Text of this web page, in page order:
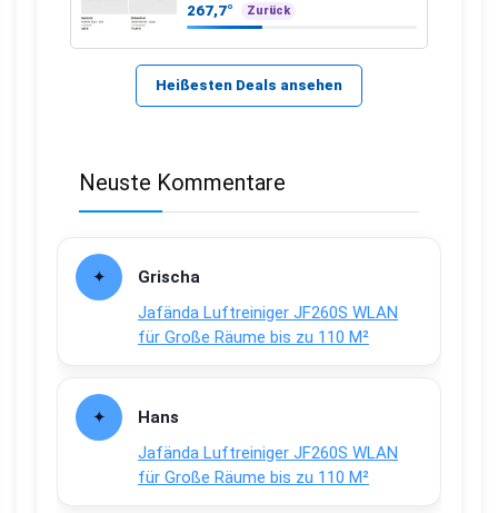
267,7° Zurück
Heißesten Deals ansehen
Neuste Kommentare
Grischa
Jafända Luftreiniger JF260S WLAN
für Große Räume bis zu 110 M²
Hans
Jafända Luftreiniger JF260S WLAN
für Große Räume bis zu 110 M²